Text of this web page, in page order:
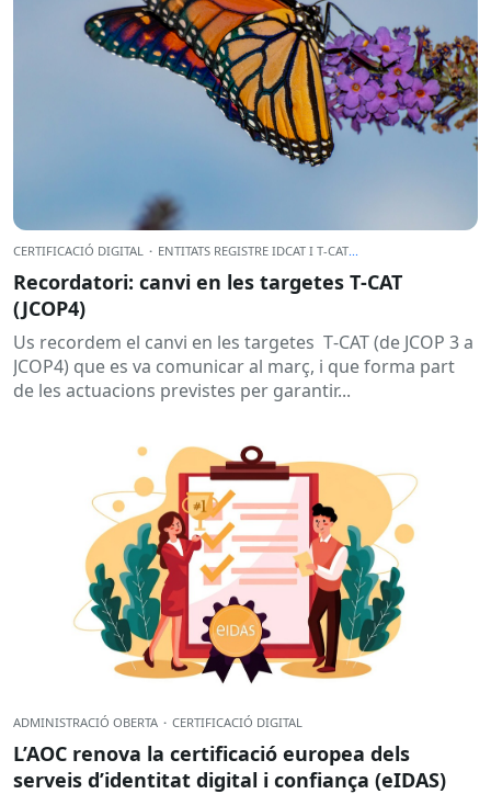
CERTIFICACIÓ DIGITAL · ENTITATS REGISTRE IDCAT I T-CAT
Recordatori: canvi en les targetes T‑CAT
(JCOP4)
Us recordem el canvi en les targetes T‑CAT (de JCOP 3 a
JCOP4) que es va comunicar al març, i que forma part
de les actuacions previstes per garantir...
ADMINISTRACIÓ OBERTA · CERTIFICACIÓ DIGITAL
L’AOC renova la certificació europea dels
serveis d’identitat digital i confiança (eIDAS)